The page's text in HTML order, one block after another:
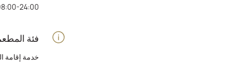
24:00
فئة
خدمة إقامة